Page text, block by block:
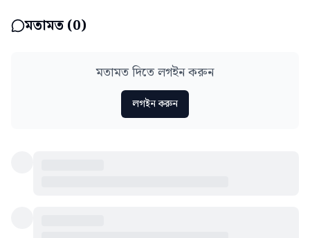
মতামত (0)
মতামত দিতে লগইন করুন
লগইন করুন